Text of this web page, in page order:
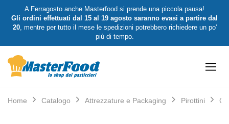
A Ferragosto anche Masterfood si prende una piccola pausa!
Gli ordini effettuati dal 15 al 19 agosto saranno evasi a partire dal
20, mentre per tutto il mese le spedizioni potrebbero richiedere un po'
più di tempo.
Shop
Shop
dei
pasticcieri
Home Catalogo Attrezzature e Packaging Pirottini